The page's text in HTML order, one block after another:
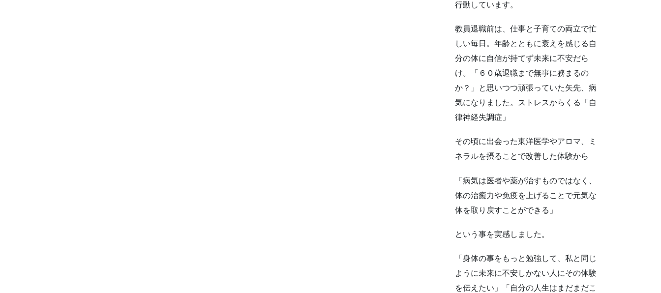
行動しています。
教員退職前は、仕事と子育ての両立で忙
しい毎日。年齢とともに衰えを感じる自
分の体に自信が持てず未来に不安だら
け。「６０歳退職まで無事に務まるの
か？」と思いつつ頑張っていた矢先、病
気になりました。ストレスからくる「自
律神経失調症」
その頃に出会った東洋医学やアロマ、ミ
ネラルを摂ることで改善した体験から
「病気は医者や薬が治すものではなく、
体の治癒力や免疫を上げることで元気な
体を取り戻すことができる」
という事を実感しました。
「身体の事をもっと勉強して、私と同じ
ように未来に不安しかない人にその体験
を伝えたい」「自分の人生はまだまだこ